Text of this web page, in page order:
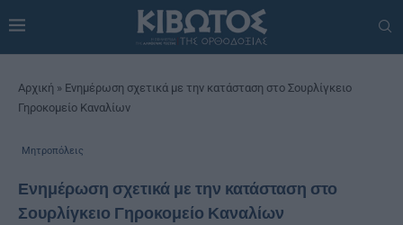
Αρχική » Ενημέρωση σχετικά με την κατάσταση στο Σουρλίγκειο
Γηροκομείο Καναλίων
Μητροπόλεις
Ενημέρωση σχετικά με την κατάσταση στο
Σουρλίγκειο Γηροκομείο Καναλίων